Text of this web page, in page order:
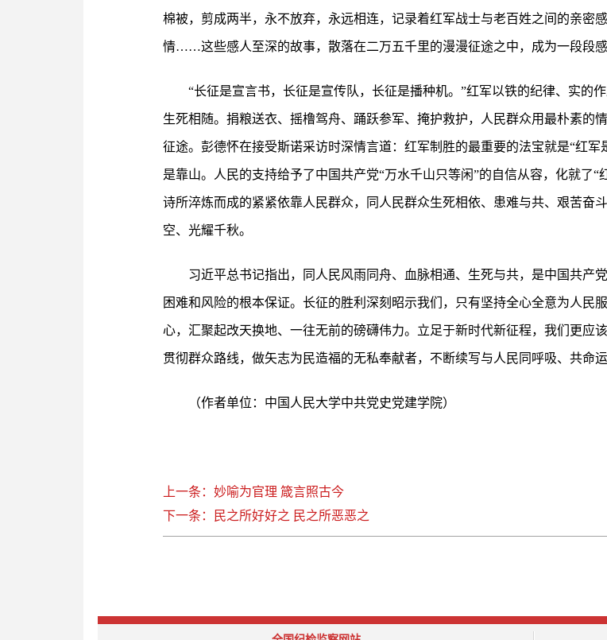
棉被，剪成两半，永不放弃，永远相连，记录着红军战士与老百姓之间的亲密
情……这些感人至深的故事，散落在二万五千里的漫漫征途之中，成为一段段感
“长征是宣言书，长征是宣传队，长征是播种机。”红军以铁的纪律、实的
生死相随。捐粮送衣、摇橹驾舟、踊跃参军、掩护救护，人民群众用最朴素的
征途。彭德怀在接受斯诺采访时深情言道：红军制胜的最重要的法宝就是“红
是靠山。人民的支持给予了中国共产党“万水千山只等闲”的自信从容，化就了
诗所淬炼而成的紧紧依靠人民群众，同人民群众生死相依、患难与共、艰苦奋
空、光耀千秋。
习近平总书记指出，同人民风雨同舟、血脉相通、生死与共，是中国共产
困难和风险的根本保证。长征的胜利深刻昭示我们，只有坚持全心全意为人民
心，汇聚起改天换地、一往无前的磅礴伟力。立足于新时代新征程，我们更应
贯彻群众路线，做矢志为民造福的无私奉献者，不断续写与人民同呼吸、共命运
（作者单位：中国人民大学中共党史党建学院）
上一条：妙喻为官理 箴言照古今
下一条：民之所好好之 民之所恶恶之